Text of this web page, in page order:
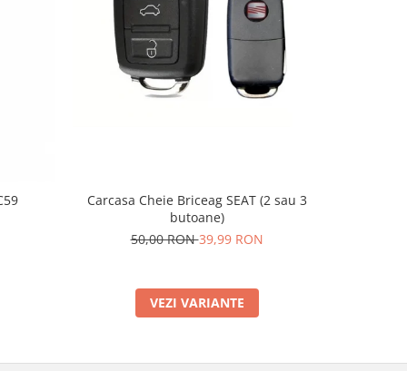
Carcasa Cheie Briceag SEAT (2 sau 3
butoane)
50,00 RON39,99 RON
VEZI VARIANTE